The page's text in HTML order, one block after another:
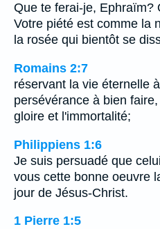
Que te ferai-je, Ephraïm?
Votre piété est comme la
la rosée qui bientôt se
Romains 2:7
réservant la vie éternelle
persévérance à bien
gloire et l'immortalité;
Philippiens 1:6
Je suis persuadé que
vous cette bonne oeuvre
jour de Jésus-Christ.
1 Pierre 1:5